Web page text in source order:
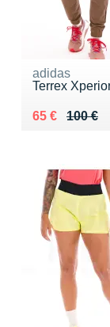
adidas
Terrex
100 €
Au lieu de
65 €
Vendu 65 €